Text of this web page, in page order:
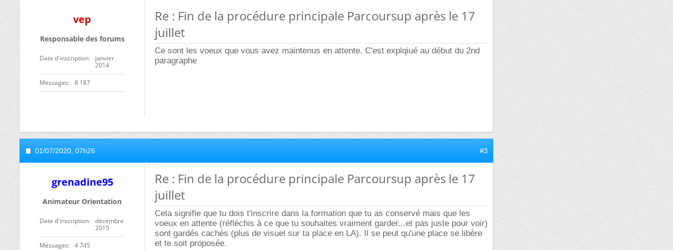
vep
Responsable des forums
Date d'inscription
janvier
2014
Messages 8 187
Re : Fin de la procédure principale Parcoursup après le 17
juillet
Ce sont les voeux que vous avez maintenus en attente. C'est explqiué au début du 2nd
paragraphe
01/07/2020, 07h26 #3
grenadine95
Animateur Orientation
Date d'inscription
décembre
2015
Messages 4 745
Re : Fin de la procédure principale Parcoursup après le 17
juillet
Cela signifie que tu dois t'inscrire dans la formation que tu as conservé mais que les
voeux en attente (réfléchis à ce que tu souhaites vraiment garder...et pas juste pour voir)
sont gardés cachés (plus de visuel sur ta place en LA). Il se peut qu'une place se libère
et te soit proposée.